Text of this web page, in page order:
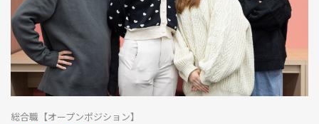
総合職【オープンポジション】